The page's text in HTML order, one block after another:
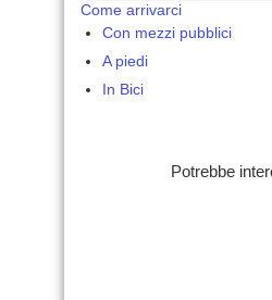
Come arrivarci
Con mezzi pubblici
A piedi
In Bici
Potrebbe